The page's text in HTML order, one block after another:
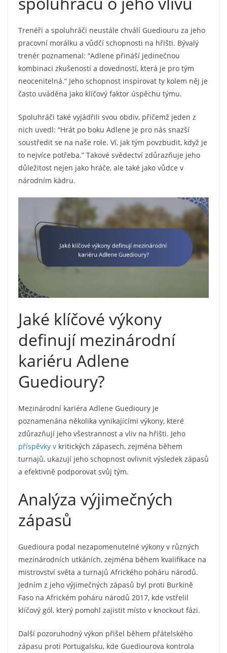
Trenéři a spoluhráči neustále chválí Guediouru za jeho
pracovní morálku a vůdčí schopnosti na hřišti. Bývalý
trenér poznamenal: “Adlene přináší jedinečnou
kombinaci zkušeností a dovedností, která je pro tým
neocenitelná.” Jeho schopnost inspirovat ty kolem něj je
často uváděna jako klíčový faktor úspěchu týmu.
Spoluhráči také vyjádřili svou obdiv, přičemž jeden z
nich uvedl: “Hrát po boku Adlene je pro nás snazší
soustředit se na naše role. Ví, jak tým povzbudit, když je
to nejvíce potřeba.” Takové svědectví zdůrazňuje jeho
důležitost nejen jako hráče, ale také jako vůdce v
národním kádru.
Jaké klíčové výkony
definují mezinárodní
kariéru Adlene
Guedioury?
Mezinárodní kariéra Adlene Guedioury je
poznamenána několika vynikajícími výkony, které
zdůrazňují jeho všestrannost a vliv na hřišti. Jeho
příspěvky v kritických zápasech, zejména během
turnajů, ukazují jeho schopnost ovlivnit výsledek zápasů
a efektivně podporovat svůj tým.
Analýza výjimečných
zápasů
Guedioura podal nezapomenutelné výkony v různých
mezinárodních utkáních, zejména během kvalifikace na
mistrovství světa a turnajů Afrického poháru národů.
Jedním z jeho výjimečných zápasů byl proti Burkině
Faso na Africkém poháru národů 2017, kde vstřelil
klíčový gól, který pomohl zajistit místo v knockout fázi.
Další pozoruhodný výkon přišel během přátelského
zápasu proti Portugalsku, kde Guediourova kontrola